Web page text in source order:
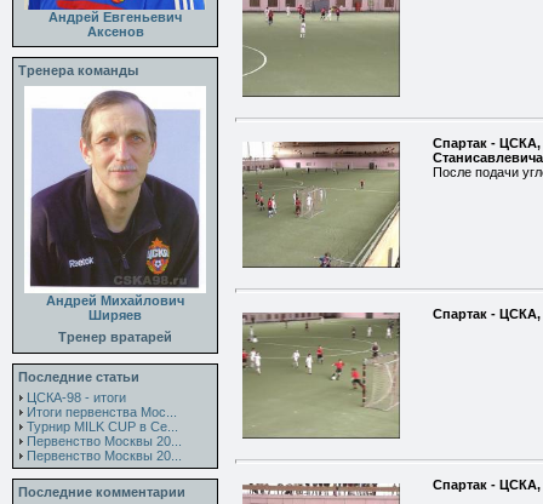
Андрей Евгеньевич
Аксенов
Тренера команды
Андрей Михайлович
Ширяев
Тренер вратарей
Последние статьи
ЦСКА-98 - итоги
Итоги первенства Мос...
Турнир MILK CUP в Се...
Первенство Москвы 20...
Первенство Москвы 20...
Последние комментарии
Спартак - ЦСКА,
Станисавлевича
После подачи
Спартак - ЦСКА,
Спартак - ЦСКА,